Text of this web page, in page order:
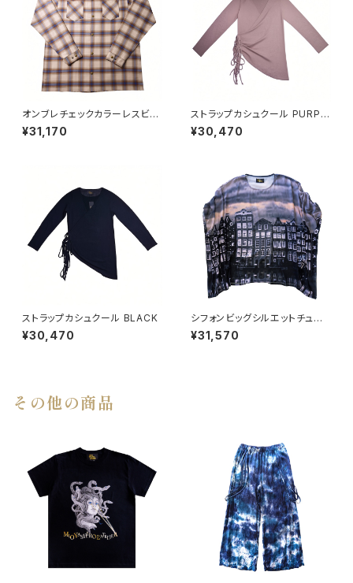
オンブレチェックカラーレスビッ
グシャツ BEG
¥31,170
ストラップカシュクール PURPL
E BEIGE
¥30,470
ストラップカシュクール BLACK
¥30,470
シフォンビッグシルエットチュニッ
ク（風景プリント）
¥31,570
その他の商品